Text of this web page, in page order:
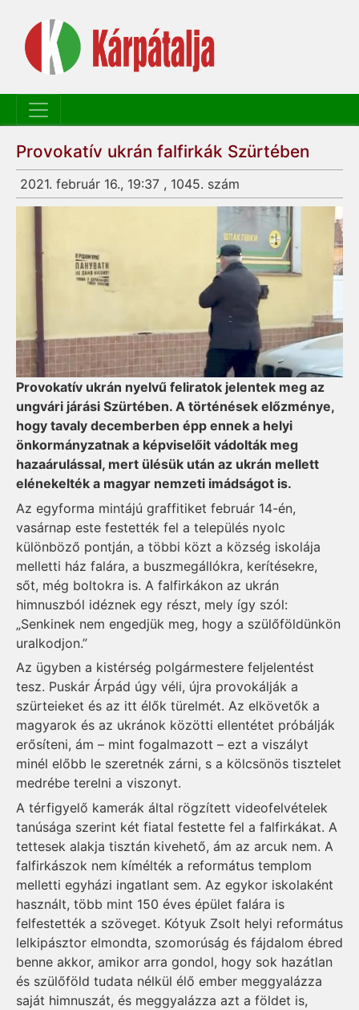
Provokatív ukrán falfirkák Szürtében
2021. február 16., 19:37 , 1045. szám
Provokatív ukrán nyelvű feliratok jelentek meg az
ungvári járási Szürtében. A történések előzménye,
hogy tavaly decemberben épp ennek a helyi
önkormányzatnak a képviselőit vádolták meg
hazaárulással, mert ülésük után az ukrán mellett
elénekelték a magyar nemzeti imádságot is.
Az egyforma mintájú graffitiket február 14-én,
vasárnap este festették fel a település nyolc
különböző pontján, a többi közt a község iskolája
melletti ház falára, a buszmegállókra, kerítésekre,
sőt, még boltokra is. A falfirkákon az ukrán
himnuszból idéznek egy részt, mely így szól:
„Senkinek nem engedjük meg, hogy a szülőföldünkön
uralkodjon.”
Az ügyben a kistérség polgármestere feljelentést
tesz. Puskár Árpád úgy véli, újra provokálják a
szürteieket és az itt élők türelmét. Az elkövetők a
magyarok és az ukránok közötti ellentétet próbálják
erősíteni, ám – mint fogalmazott – ezt a viszályt
minél előbb le szeretnék zárni, s a kölcsönös tisztelet
medrébe terelni a viszonyt.
A térfigyelő kamerák által rögzített videofelvételek
tanúsága szerint két fiatal festette fel a falfirkákat. A
tettesek alakja tisztán kivehető, ám az arcuk nem. A
falfirkászok nem kímélték a református templom
melletti egyházi ingatlant sem. Az egykor iskolaként
használt, több mint 150 éves épület falára is
felfestették a szöveget. Kótyuk Zsolt helyi református
lelkipásztor elmondta, szomorúság és fájdalom ébred
benne akkor, amikor arra gondol, hogy sok hazátlan
és szülőföld tudata nélkül élő ember meggyalázza
saját himnuszát, és meggyalázza azt a földet is,